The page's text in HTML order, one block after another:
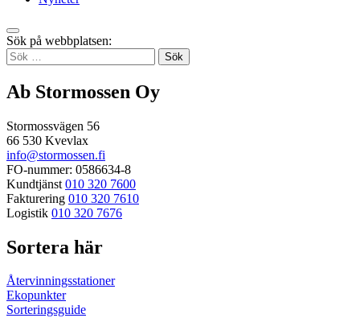
Tillbaka
up
Sök på webbplatsen:
Sök
efter:
Ab Stormossen Oy
Stormossvägen 56
66 530 Kvevlax
info@stormossen.fi
FO-nummer: 0586634-8
Kundtjänst 010 320 7600
Fakturering 010 320 7610
Logistik 010 320 7676
Sortera här
Återvinningsstationer
Ekopunkter
Sorteringsguide